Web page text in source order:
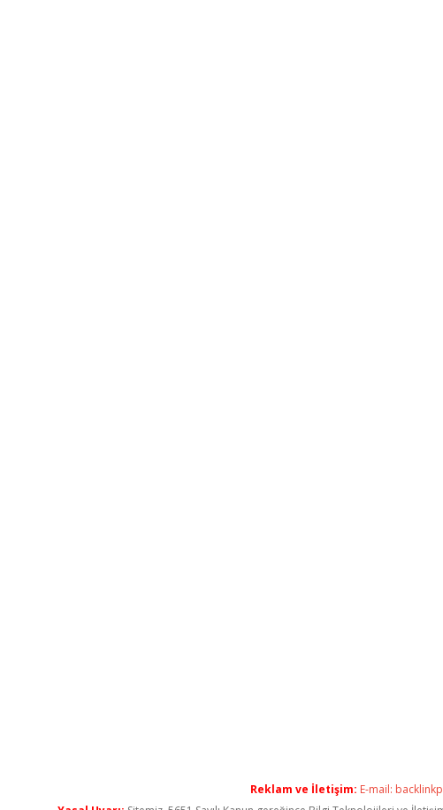
Reklam ve İletişim: E-mail: